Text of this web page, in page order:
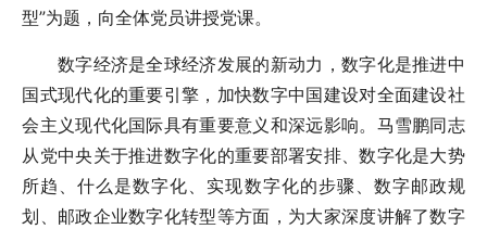
型”为题，向全体党员讲授党课。
数字经济是全球经济发展的新动力，数字化是推进中
国式现代化的重要引擎，加快数字中国建设对全面建设社
会主义现代化国际具有重要意义和深远影响。马雪鹏同志
从党中央关于推进数字化的重要部署安排、数字化是大势
所趋、什么是数字化、实现数字化的步骤、数字邮政规
划、邮政企业数字化转型等方面，为大家深度讲解了数字